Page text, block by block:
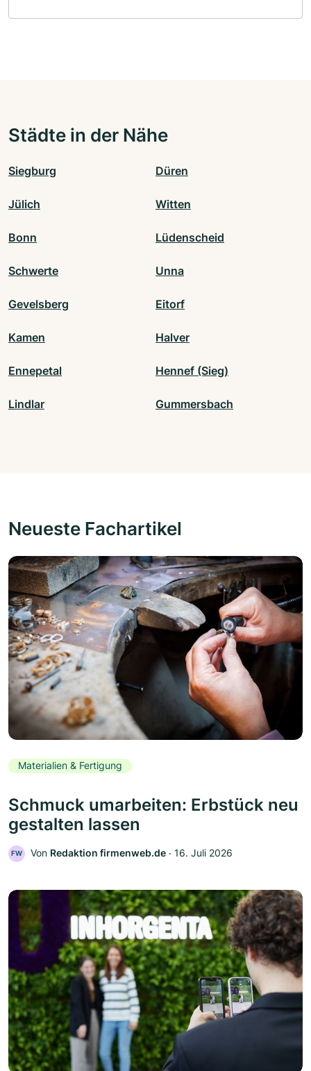
Städte in der Nähe
Siegburg Düren
Jülich Witten
Bonn Lüdenscheid
Schwerte Unna
Gevelsberg Eitorf
Kamen Halver
Ennepetal Hennef (Sieg)
Lindlar Gummersbach
Neueste Fachartikel
Materialien & Fertigung
Schmuck umarbeiten: Erbstück neu
gestalten lassen
FW Von Redaktion firmenweb.de ‧ 16. Juli 2026